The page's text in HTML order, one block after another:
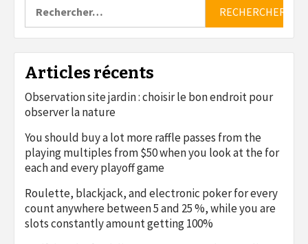
Articles récents
Observation site jardin : choisir le bon endroit pour
observer la nature
You should buy a lot more raffle passes from the
playing multiples from $50 when you look at the for
each and every playoff game
Roulette, blackjack, and electronic poker for every
count anywhere between 5 and 25 %, while you are
slots constantly amount getting 100%